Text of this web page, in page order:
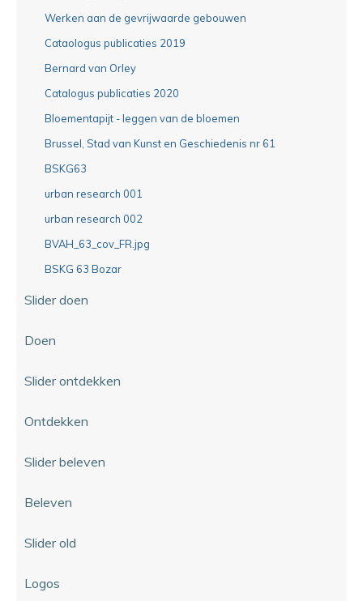
Werken aan de gevrijwaarde gebouwen
Cataologus publicaties 2019
Bernard van Orley
Catalogus publicaties 2020
Bloementapijt - leggen van de bloemen
Brussel, Stad van Kunst en Geschiedenis nr 61
BSKG63
urban research 001
urban research 002
BVAH_63_cov_FR.jpg
BSKG 63 Bozar
Slider doen
Doen
Slider ontdekken
Ontdekken
Slider beleven
Beleven
Slider old
Logos